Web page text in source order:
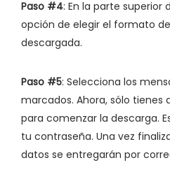
Paso #4: En la parte superior
opción de elegir el formato
descargada.
Paso #5: Selecciona los
marcados. Ahora, sólo tienes
para comenzar la descarga.
tu contraseña. Una vez
datos se entregarán por